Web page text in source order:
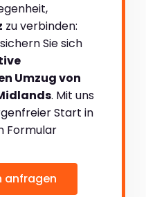
zu verbinden:
Sie sich
Umzug von
. Mit uns
Start in
Formular
anfragen